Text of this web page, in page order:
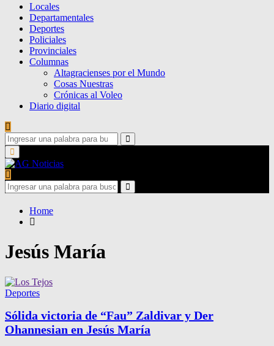
Locales
Departamentales
Deportes
Policiales
Provinciales
Columnas
Altagracienses por el Mundo
Cosas Nuestras
Crónicas al Voleo
Diario digital
Search
for:
Search
Primary
Menu
Search
for:
Search
Home
Jesús María
Deportes
Sólida victoria de “Fau” Zaldivar y Der
Ohannesian en Jesús María